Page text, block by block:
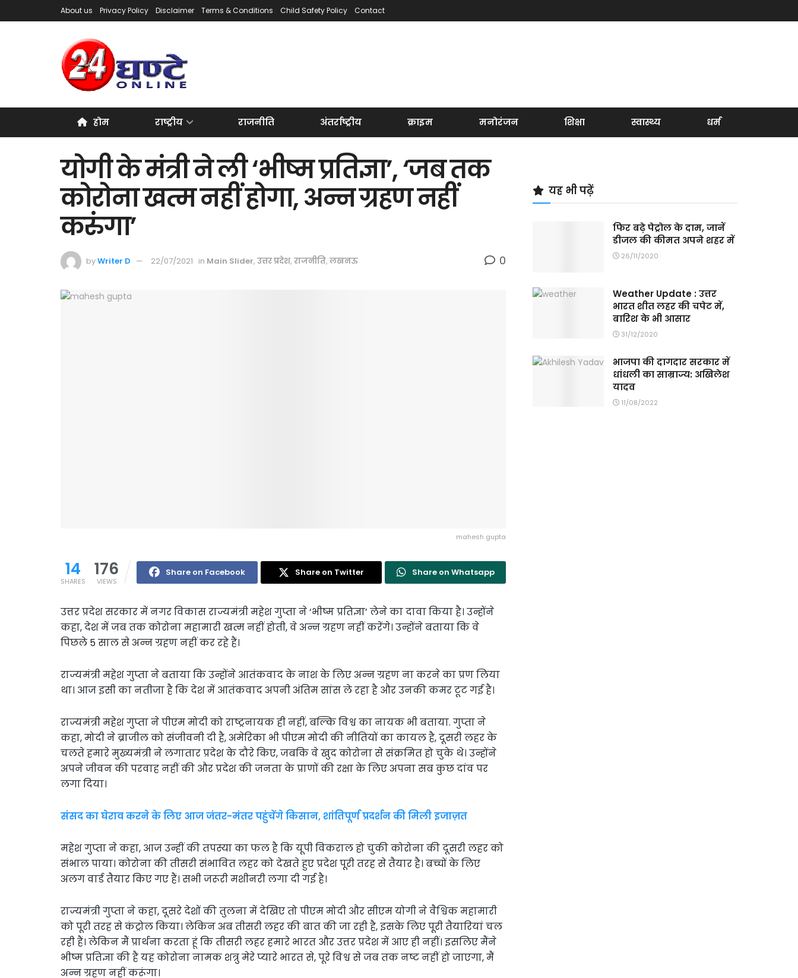
About us Privacy Policy Disclaimer Terms & Conditions Child Safety Policy Contact
होम राष्ट्रीय राजनीति अंतर्राष्ट्रीय क्राइम मनोरंजन शिक्षा स्वास्थ्य धर्म
योगी के मंत्री ने ली ‘भीष्म प्रतिज्ञा’, ‘जब तक
कोरोना खत्म नहीं होगा, अन्न ग्रहण नहीं
करुंगा’
byWriter D 22/07/2021 in Main Slider, उत्तर प्रदेश, राजनीति, लखनऊ 0
mahesh gupta
14
SHARES
176
VIEWS
Share on Facebook Share on Twitter Share on Whatsapp
उत्तर प्रदेश सरकार में नगर विकास राज्यमंत्री महेश गुप्ता ने ‘भीष्म प्रतिज्ञा’ लेने का दावा किया है। उन्होंने
कहा, देश में जब तक कोरोना महामारी खत्म नहीं होती, वे अन्न ग्रहण नहीं करेंगे। उन्होंने बताया कि वे
पिछले 5 साल से अन्न ग्रहण नहीं कर रहे हैं।
राज्यमंत्री महेश गुप्ता ने बताया कि उन्होंने आतंकवाद के नाश के लिए अन्न ग्रहण ना करने का प्रण लिया
था। आज इसी का नतीजा है कि देश में आतंकवाद अपनी अंतिम सांस ले रहा है और उनकी कमर टूट गई है।
राज्यमंत्री महेश गुप्ता ने पीएम मोदी को राष्ट्रनायक ही नहीं, बल्कि विश्व का नायक भी बताया. गुप्ता ने
कहा, मोदी ने ब्राजील को संजीवनी दी है, अमेरिका भी पीएम मोदी की नीतियों का कायल है, दूसरी लहर के
चलते हमारे मुख्यमंत्री ने लगातार प्रदेश के दौरे किए, जबकि वे खुद कोरोना से संक्रमित हो चुके थे। उन्होंने
अपने जीवन की परवाह नहीं की और प्रदेश की जनता के प्राणों की रक्षा के लिए अपना सब कुछ दांव पर
लगा दिया।
संसद का घेराव करने के लिए आज जंतर-मंतर पहुंचेंगे किसान, शांतिपूर्ण प्रदर्शन की मिली इजाज़त
महेश गुप्ता ने कहा, आज उन्हीं की तपस्या का फल है कि यूपी विकराल हो चुकी कोरोना की दूसरी लहर को
संभाल पाया। कोरोना की तीसरी संभावित लहर को देखते हुए प्रदेश पूरी तरह से तैयार है। बच्चों के लिए
अलग वार्ड तैयार किए गए हैं। सभी जरूरी मशीनरी लगा दी गई है।
राज्यमंत्री गुप्ता ने कहा, दूसरे देशों की तुलना में देखिए तो पीएम मोदी और सीएम योगी ने वैश्विक महामारी
को पूरी तरह से कंट्रोल किया। लेकिन अब तीसरी लहर की बात की जा रही है, इसके लिए पूरी तैयारियां चल
रही हैं। लेकिन मैं प्रार्थना करता हूं कि तीसरी लहर हमारे भारत और उत्तर प्रदेश में आए ही नहीं। इसलिए मैंने
भीष्म प्रतिज्ञा की है यह कोरोना नामक शत्रु मेरे प्यारे भारत से, पूरे विश्व से जब तक नष्ट नहीं हो जाएगा, मैं
अन्न ग्रहण नहीं करूंगा।
यह भी पढ़ें
फिर बढ़े पेट्रोल के दाम, जानें
डीजल की कीमत अपने शहर में
26/11/2020
Weather Update : उत्तर
भारत शीत लहर की चपेट में,
बारिश के भी आसार
31/12/2020
भाजपा की दागदार सरकार में
धांधली का साम्राज्य: अखिलेश
यादव
11/08/2022